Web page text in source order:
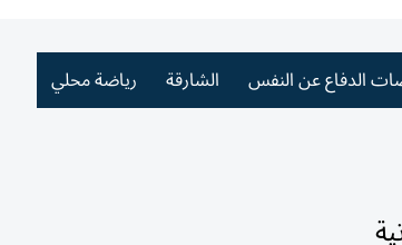
الدفاع عن النفس الشارقة رياضة محلي